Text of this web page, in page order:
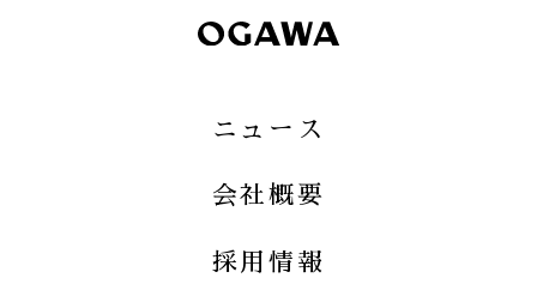
ニュース
会社概要
採用情報